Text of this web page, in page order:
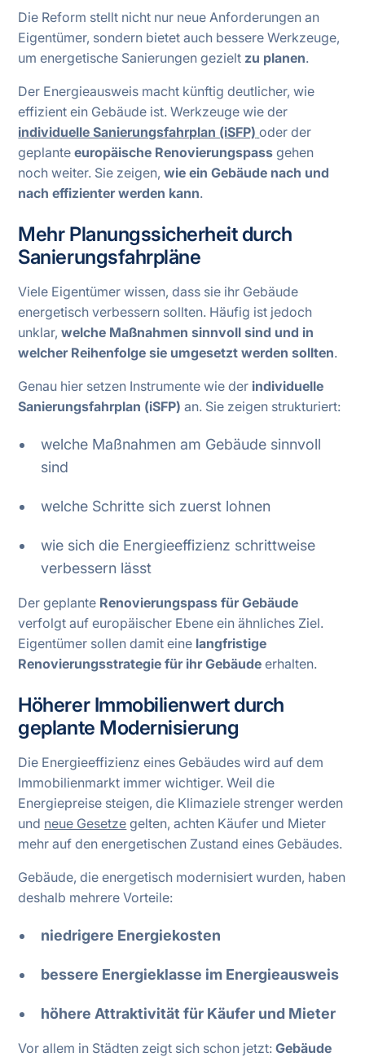
Die Reform stellt nicht nur neue Anforderungen an
Eigentümer, sondern bietet auch bessere Werkzeuge,
um energetische Sanierungen gezielt zu planen.
Der Energieausweis macht künftig deutlicher, wie
effizient ein Gebäude ist. Werkzeuge wie der
individuelle Sanierungsfahrplan (iSFP) oder der
geplanteeuropäische Renovierungspass gehen
noch weiter. Sie zeigen,wie ein Gebäude nach und
nach effizienter werden kann.
Mehr Planungssicherheit durch
Sanierungsfahrpläne
Viele Eigentümer wissen, dass sie ihr Gebäude
energetisch verbessern sollten. Häufig ist jedoch
unklar,welche Maßnahmen sinnvoll sind und in
welcher Reihenfolge sie umgesetzt werden sollten.
Genau hier setzen Instrumente wie der individuelle
Sanierungsfahrplan (iSFP) an. Sie zeigen strukturiert:
welche Maßnahmen am Gebäude sinnvoll
sind
welche Schritte sich zuerst lohnen
wie sich die Energieeffizienz schrittweise
verbessern lässt
Der geplante Renovierungspass für Gebäude
verfolgt auf europäischer Ebene ein ähnliches Ziel.
Eigentümer sollen damit eine langfristige
Renovierungsstrategie für ihr Gebäude erhalten.
Höherer Immobilienwert durch
geplante Modernisierung
Die Energieeffizienz eines Gebäudes wird auf dem
Immobilienmarkt immer wichtiger. Weil die
Energiepreise steigen, die Klimaziele strenger werden
und neue Gesetze gelten, achten Käufer und Mieter
mehr auf den energetischen Zustand eines Gebäudes.
Gebäude, die energetisch modernisiert wurden, haben
deshalb mehrere Vorteile:
niedrigere Energiekosten
bessere Energieklasse im Energieausweis
höhere Attraktivität für Käufer und Mieter
Vor allem in Städten zeigt sich schon jetzt:Gebäude